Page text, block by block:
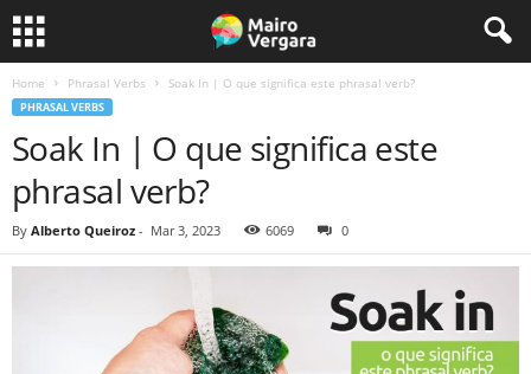
Home Phrasal Verbs Soak In | O que significa este phrasal verb?
PHRASAL VERBS
Soak In | O que significa este
phrasal verb?
By Alberto Queiroz - Mar 3, 2023 6069 0